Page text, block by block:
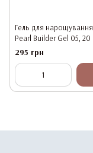
Гель для нарощування
Pearl Builder Gel 05, 20
295 грн